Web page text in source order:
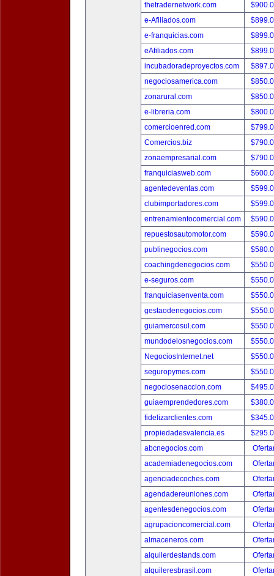
thetradernetwork.com
e-Afiliados.com
e-franquicias.com
eAfiliados.com
incubadoradeproyectos.com
negociosamerica.com
zonarural.com
e-libreria.com
comercioenred.com
Comercios.biz
zonaempresarial.com
franquiciasweb.com
agentedeventas.com
clubimportadores.com
entrenamientocomercial.com
repuestosautomotor.com
publinegocios.com
coachingdenegocios.com
e-seguros.com
franquiciasenventa.com
gestaodenegocios.com
guiamercosul.com
mundodelosnegocios.com
NegociosInternet.net
seguropymes.com
negociosenaccion.com
guiaemprendedores.com
fidelizarclientes.com
propiedadesvalencia.es
abcnegocios.com
academiadenegocios.com
agenciadecoches.com
agendadereuniones.com
agentesdenegocios.com
agrupacioncomercial.com
almaceneros.com
alquilerdestands.com
alquileresbrasil.com